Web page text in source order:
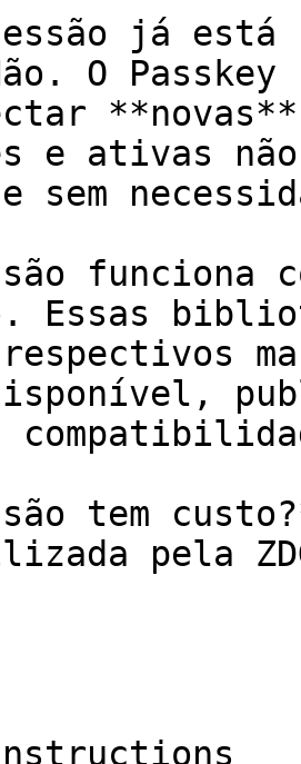
já
O
e ativas
sem
funciona
Essas
a
tem
pela